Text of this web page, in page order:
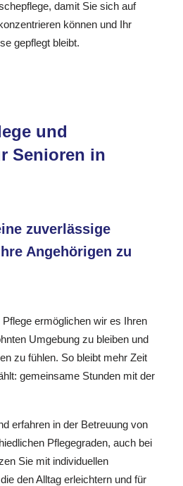
damit Sie sich auf
können und Ihr
gepflegt bleibt.
und
Senioren in
zuverlässige
Angehörigen zu
ermöglichen wir es Ihren
Umgebung zu bleiben und
zu fühlen. So bleibt mehr Zeit
gemeinsame Stunden mit der
erfahren in der Betreuung von
Pflegegraden, auch bei
Sie mit individuellen
den Alltag erleichtern und für